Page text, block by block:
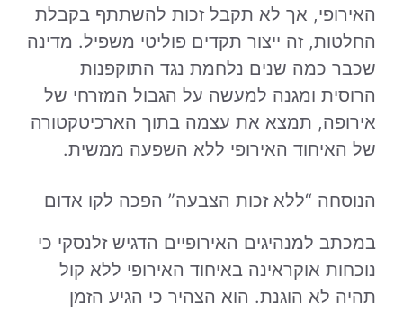
האירופי, אך לא תקבל זכות להשתתף בקבלת
החלטות, זה ייצור תקדים פוליטי משפיל. מדינה
שכבר כמה שנים נלחמת נגד התוקפנות
הרוסית ומגנה למעשה על הגבול המזרחי של
אירופה, תמצא את עצמה בתוך הארכיטקטורה
של האיחוד האירופי ללא השפעה ממשית.
הנוסחה “ללא זכות הצבעה” הפכה לקו אדום
במכתב למנהיגים האירופיים הדגיש זלנסקי כי
נוכחות אוקראינה באיחוד האירופי ללא קול
תהיה לא הוגנת. הוא הצהיר כי הגיע הזמן